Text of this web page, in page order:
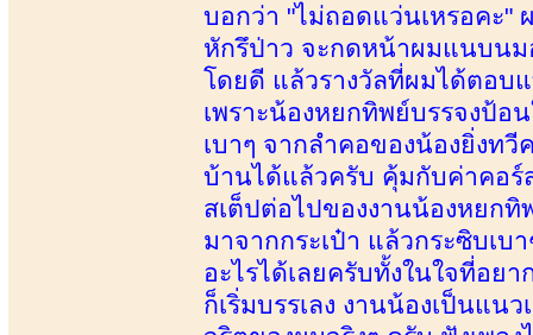
บอกว่า "ไม่ถอดแว่นเหรอคะ"
หักรึป่าว จะกดหน้าผมแนบนม
โดยดี แล้วรางวัลที่ผมได้ตอบ
เพราะน้องหยกทิพย์บรรจงป้อ
เบาๆ จากลำคอของน้องยิ่งท
บ้านได้แล้วครับ คุ้มกับค่าคอ
สเต็ปต่อไปของงานน้องหยกทิ
มาจากกระเป๋า แล้วกระซิบเ
อะไรได้เลยครับทั้งในใจที่อย
ก็เริ่มบรรเลง งานน้องเป็นแน